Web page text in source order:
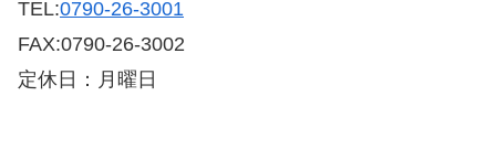
TEL:0790-26-3001
FAX:0790-26-3002
定休日：月曜日